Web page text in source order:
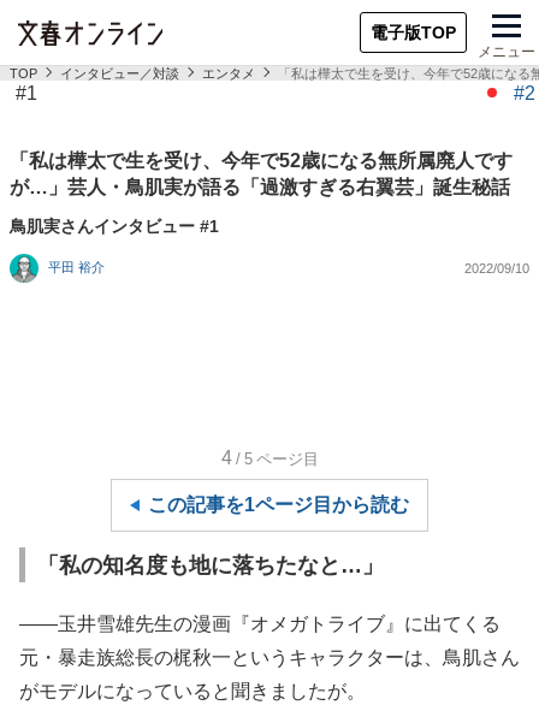
電子版TOP
メニュー
TOP インタビュー／対談 エンタメ 「私は樺太で生を受け、今年で52歳にな
#1 #2
「私は樺太で生を受け、今年で52歳になる無所属廃人です
が…」芸人・鳥肌実が語る「過激すぎる右翼芸」誕生秘話
鳥肌実さんインタビュー #1
平田 裕介 2022/09/10
4 /5 ページ目
この記事を1ページ目から読む
「私の知名度も地に落ちたなと…」
――玉井雪雄先生の漫画『オメガトライブ』に出てくる
元・暴走族総長の梶秋一というキャラクターは、鳥肌さん
がモデルになっていると聞きましたが。